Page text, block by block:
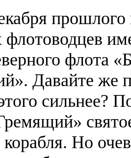
прошлого
флотоводцев
флота
Давайте же
сильнее?
Но